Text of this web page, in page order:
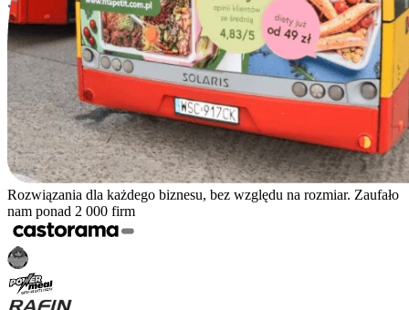
Rozwiązania dla każdego biznesu, bez względu na rozmiar. Zaufało
nam ponad 2 000 firm